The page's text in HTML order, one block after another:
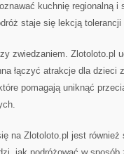
kuchnię regionalną i
staje się lekcją tolerancji
zwiedzaniem. Zlotoloto.pl
łączyć atrakcje dla dzieci
pomagają uniknąć
na Zlotoloto.pl jest również